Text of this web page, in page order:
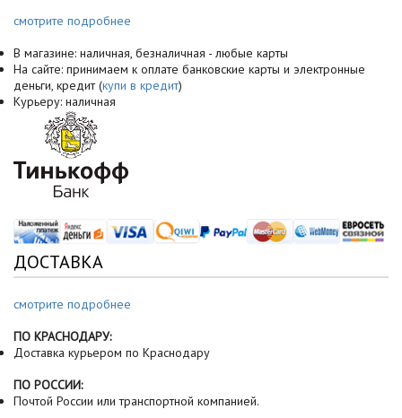
смотрите подробнее
В магазине: наличная, безналичная - любые карты
На сайте: принимаем к оплате банковские карты и электронные
деньги, кредит (купи в кредит)
Курьеру: наличная
ДОСТАВКА
смотрите подробнее
ПО КРАСНОДАРУ:
Доставка курьером по Краснодару
ПО РОССИИ:
Почтой России или транспортной компанией.